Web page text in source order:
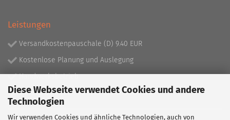
Diese Webseite verwendet Cookies und andere
Technologien
Wir verwenden Cookies und ähnliche Technologien, auch von
Leistungen
Versandkostenpauschale (D) 9.40 EUR
Kostenlose Planung und Auslegung
Handwerksbetrieb
Lieferprogramm mit über 130.000 Artikeln!